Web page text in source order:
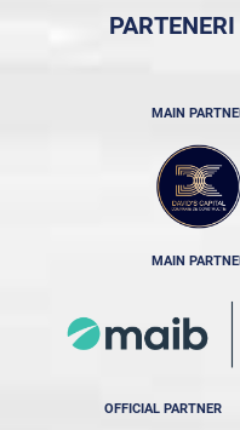
MAIN
MAIN
OFFICIAL PARTNER